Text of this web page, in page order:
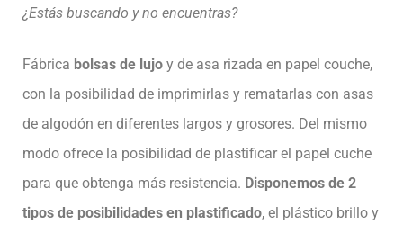
¿Estás buscando y no encuentras?
Fábrica bolsas de lujo y de asa rizada en papel couche,
con la posibilidad de imprimirlas y rematarlas con asas
de algodón en diferentes largos y grosores. Del mismo
modo ofrece la posibilidad de plastificar el papel cuche
para que obtenga más resistencia. Disponemos de 2
tipos de posibilidades en plastificado, el plástico brillo y